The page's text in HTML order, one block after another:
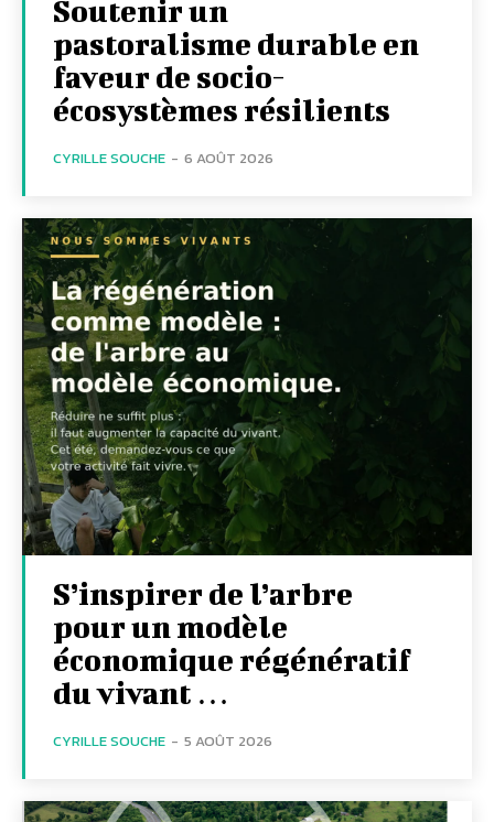
Soutenir un
pastoralisme durable en
faveur de socio-
écosystèmes résilients
CYRILLE SOUCHE - 6 AOÛT 2026
S’inspirer de l’arbre
pour un modèle
économique régénératif
du vivant …
CYRILLE SOUCHE - 5 AOÛT 2026